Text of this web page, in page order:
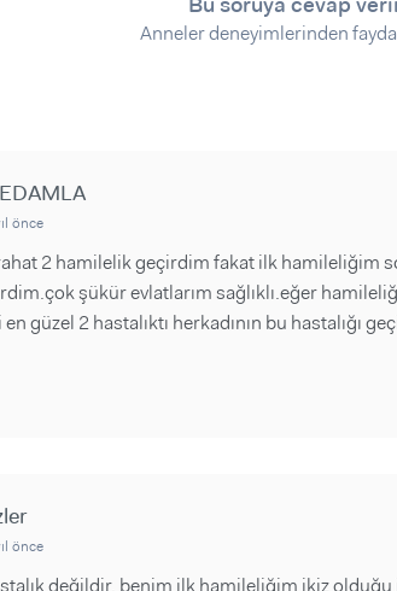
Makaleler
Makaleler
Eğlence
Anneler deneyimlerinden
önce
2 hamilelik geçirdim fakat ilk hamileliğim
şükür evlatlarım sağlıklı.eğer
güzel 2 hastalıktı herkadının bu hastalığı
önce
değildir. benim ilk hamileliğim ikiz olduğu